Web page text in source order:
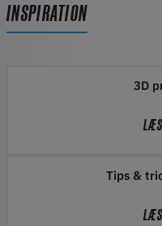
INSPIRATION
3D
Tips &